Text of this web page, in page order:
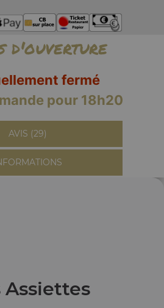
d'ouverture
fermé
pour 18h20
AVIS (29)
Assiettes